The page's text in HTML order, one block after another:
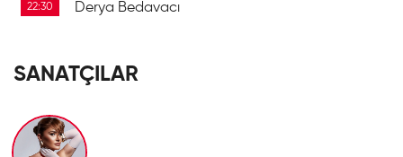
22:30 Derya Bedavacı
SANATÇILAR